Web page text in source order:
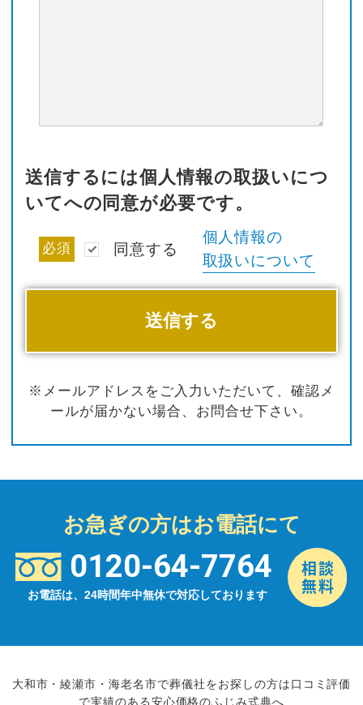
送信するには個人情報の取扱いにつ
いてへの同意が必要です。
必須 同意する
個人情報の
取扱いについて
※メールアドレスをご入力いただいて、確認メ
ールが届かない場合、お問合せ下さい。
お急ぎの方はお電話にて
0120-64-7764
お電話は、24時間年中無休で対応しております
大和市・綾瀬市・海老名市で葬儀社をお探しの方は口コミ評価
で実績のある安心価格のふじみ式典へ